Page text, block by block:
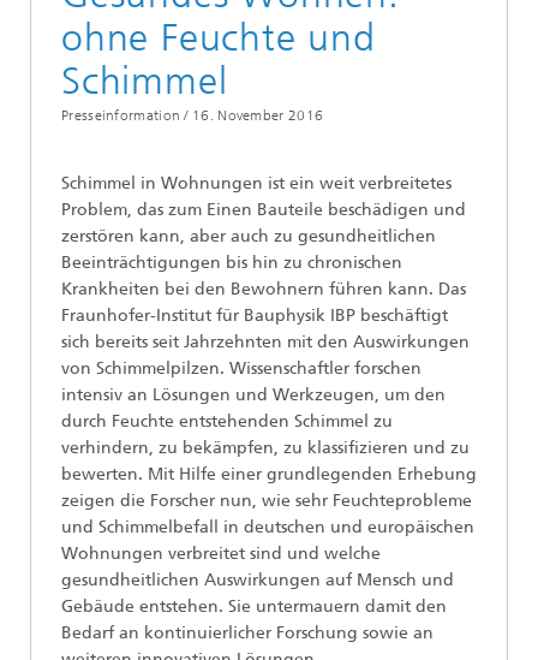
ohne Feuchte und
Schimmel
Presseinformation / 16. November 2016
Schimmel in Wohnungen ist ein weit verbreitetes
Problem, das zum Einen Bauteile beschädigen und
zerstören kann, aber auch zu gesundheitlichen
Beeinträchtigungen bis hin zu chronischen
Krankheiten bei den Bewohnern führen kann. Das
Fraunhofer-Institut für Bauphysik IBP beschäftigt
sich bereits seit Jahrzehnten mit den Auswirkungen
von Schimmelpilzen. Wissenschaftler forschen
intensiv an Lösungen und Werkzeugen, um den
durch Feuchte entstehenden Schimmel zu
verhindern, zu bekämpfen, zu klassifizieren und zu
bewerten. Mit Hilfe einer grundlegenden Erhebung
zeigen die Forscher nun, wie sehr Feuchteprobleme
und Schimmelbefall in deutschen und europäischen
Wohnungen verbreitet sind und welche
gesundheitlichen Auswirkungen auf Mensch und
Gebäude entstehen. Sie untermauern damit den
Bedarf an kontinuierlicher Forschung sowie an